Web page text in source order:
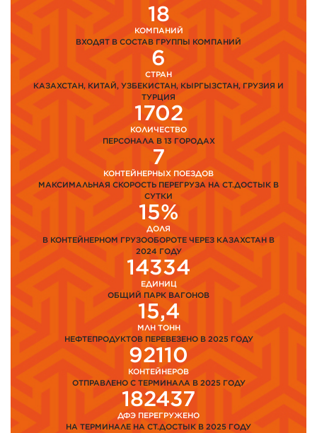
18
КОМПАНИЙ
ВХОДЯТ В СОСТАВ ГРУППЫ КОМПАНИЙ
6
СТРАН
КАЗАХСТАН, КИТАЙ, УЗБЕКИСТАН, КЫРГЫЗСТАН, ГРУЗИЯ И
ТУРЦИЯ
1702
КОЛИЧЕСТВО
ПЕРСОНАЛА В 13 ГОРОДАХ
7
КОНТЕЙНЕРНЫХ ПОЕЗДОВ
МАКСИМАЛЬНАЯ СКОРОСТЬ ПЕРЕГРУЗА НА СТ.ДОСТЫК В
СУТКИ
15%
ДОЛЯ
В КОНТЕЙНЕРНОМ ГРУЗООБОРОТЕ ЧЕРЕЗ КАЗАХСТАН В
2024 ГОДУ
14334
ЕДИНИЦ
ОБЩИЙ ПАРК ВАГОНОВ
15,4
МЛН ТОНН
НЕФТЕПРОДУКТОВ ПЕРЕВЕЗЕНО В 2025 ГОДУ
92110
КОНТЕЙНЕРОВ
ОТПРАВЛЕНО С ТЕРМИНАЛА В 2025 ГОДУ
182437
ДФЭ ПЕРЕГРУЖЕНО
НА ТЕРМИНАЛЕ НА СТ.ДОСТЫК В 2025 ГОДУ